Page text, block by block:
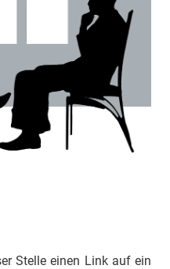
Stelle einen Link auf ein